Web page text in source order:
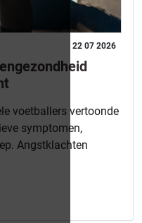
22 07 2026
voetballers vertoonde
symptomen,
Angstklachten